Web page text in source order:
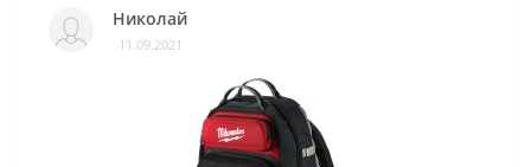
Николай
11.09.2021